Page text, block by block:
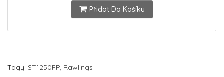
Přidat Do Košíku
Tagy: ST1250FP, Rawlings